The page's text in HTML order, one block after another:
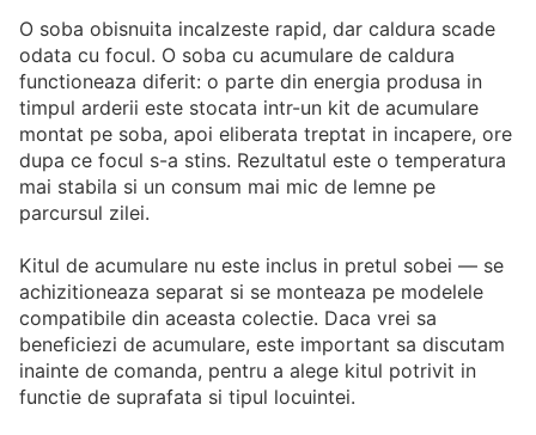
O soba obisnuita incalzeste rapid, dar caldura scade
odata cu focul. O soba cu acumulare de caldura
functioneaza diferit: o parte din energia produsa in
timpul arderii este stocata intr-un kit de acumulare
montat pe soba, apoi eliberata treptat in incapere, ore
dupa ce focul s-a stins. Rezultatul este o temperatura
mai stabila si un consum mai mic de lemne pe
parcursul zilei.
Kitul de acumulare nu este inclus in pretul sobei — se
achizitioneaza separat si se monteaza pe modelele
compatibile din aceasta colectie. Daca vrei sa
beneficiezi de acumulare, este important sa discutam
inainte de comanda, pentru a alege kitul potrivit in
functie de suprafata si tipul locuintei.